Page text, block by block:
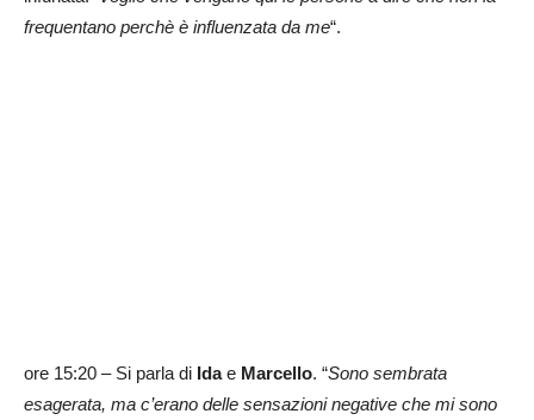
frequentano perchè è influenzata da me“.
ore 15:20 – Si parla di Idae Marcello. “Sono sembrata
esagerata, ma c’erano delle sensazioni negative che mi sono